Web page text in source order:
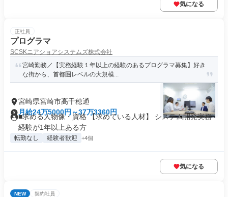
気になる
正社員
プログラマ
SCSKニアショアシステムズ株式会社
宮崎勤務／【実務経験１年以上の経験のあるプログラマ募集】好き
な街から、首都圏レベルの大規模...
宮崎県宮崎市高千穂通
月給24万5000円～37万3360円
■求める人物像・資格 【求めている人材】 システム開発実務
経験が1年以上ある方
転勤なし 経験者歓迎 +4個
気になる
NEW 契約社員